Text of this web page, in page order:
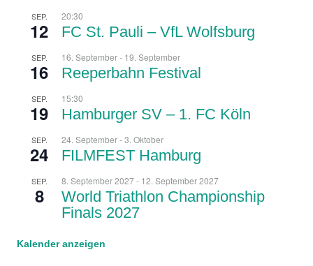
SEP.
12
20:30
FC St. Pauli – VfL Wolfsburg
SEP.
16
16. September- 19. September
Reeperbahn Festival
SEP.
19
15:30
Hamburger SV – 1. FC Köln
SEP.
24
24. September-3. Oktober
FILMFEST Hamburg
SEP.
8
8. September 2027- 12. September 2027
World Triathlon Championship
Finals 2027
Kalender anzeigen